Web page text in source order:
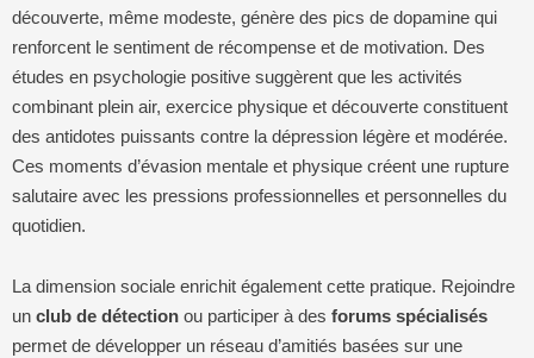
découverte, même modeste, génère des pics de dopamine qui
renforcent le sentiment de récompense et de motivation. Des
études en psychologie positive suggèrent que les activités
combinant plein air, exercice physique et découverte constituent
des antidotes puissants contre la dépression légère et modérée.
Ces moments d’évasion mentale et physique créent une rupture
salutaire avec les pressions professionnelles et personnelles du
quotidien.
La dimension sociale enrichit également cette pratique. Rejoindre
un club de détection ou participer à des forums spécialisés
permet de développer un réseau d’amitiés basées sur une